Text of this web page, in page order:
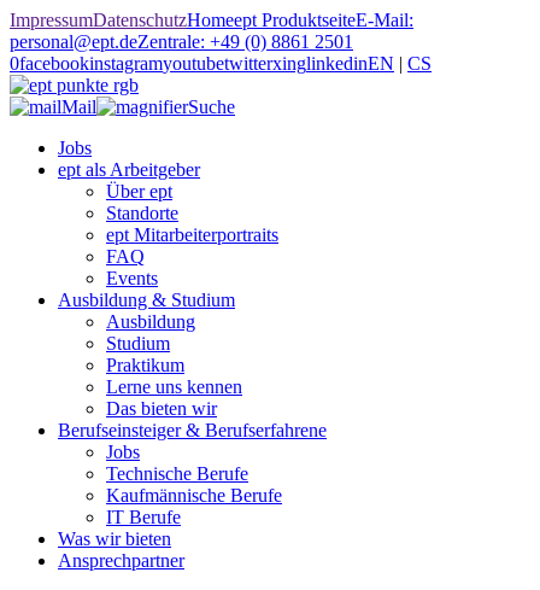
ImpressumDatenschutzHomeept ProduktseiteE-Mail:
personal@ept.deZentrale: +49 (0) 8861 2501
0facebookinstagramyoutubetwitterxinglinkedinEN | CS
Mail
Suche
Jobs
ept als Arbeitgeber
Über ept
Standorte
ept Mitarbeiterportraits
FAQ
Events
Ausbildung & Studium
Ausbildung
Studium
Praktikum
Lerne uns kennen
Das bieten wir
Berufseinsteiger & Berufserfahrene
Jobs
Technische Berufe
Kaufmännische Berufe
IT Berufe
Was wir bieten
Ansprechpartner